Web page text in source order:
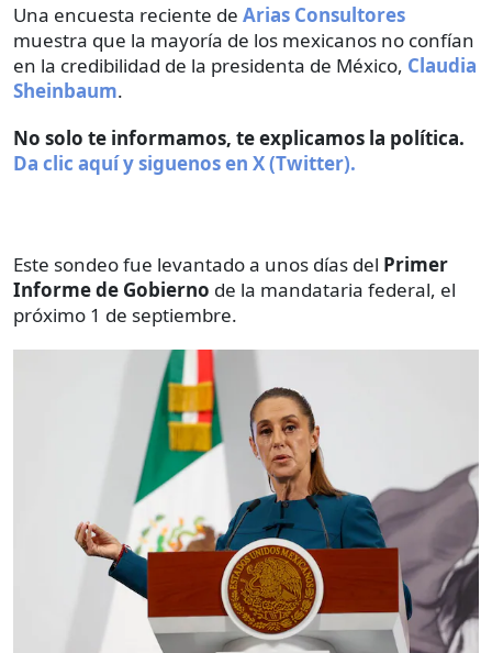
Una encuesta reciente de Arias Consultores
muestra que la mayoría de los mexicanos no confían
en la credibilidad de la presidenta de México, Claudia
Sheinbaum.
No solo te informamos, te explicamos la política.
Da clic aquí y siguenos en X (Twitter).
Este sondeo fue levantado a unos días del Primer
Informe de Gobierno de la mandataria federal, el
próximo 1 de septiembre.